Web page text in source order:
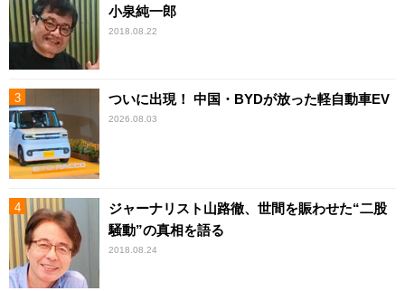
小泉純一郎
2018.08.22
ついに出現！ 中国・BYDが放った軽自動車EV
2026.08.03
ジャーナリスト山路徹、世間を賑わせた“二股
騒動”の真相を語る
2018.08.24